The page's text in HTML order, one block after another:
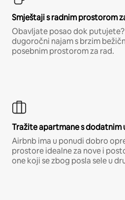
Smještaji s radnim prostorom
Obavljate posao dok
dugoročni najam s brzim
posebnim prostorom za rad.
Tražite apartmane s dodatnim
Airbnb ima u ponudi dobro
prostore idealne za nove i
one koji se zbog posla sele u